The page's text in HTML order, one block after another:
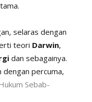
selaras dengan
teori Darwin,
dan sebagainya.
dengan percuma,
Sebab-